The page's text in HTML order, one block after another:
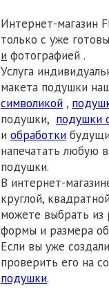
Интернет-магазин
только с уже
и фотографией .
Услуга
макета подушки
символикой ,
подушки, подушки
и обработки
напечатать любую
подушки.
В интернет-
круглой,
можете выбрать
формы и размера
Если вы уже
проверить его на
подушки.